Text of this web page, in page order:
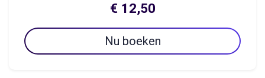
€ 12,50
Nu boeken